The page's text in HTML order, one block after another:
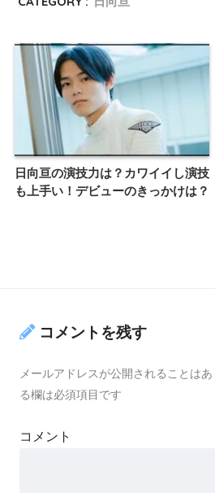
日向亘の演技力は？カワイイし演技
も上手い！デビューのきっかけは？
コメントを残す
メールアドレスが公開されることはあ
る欄は必須項目です
コメント